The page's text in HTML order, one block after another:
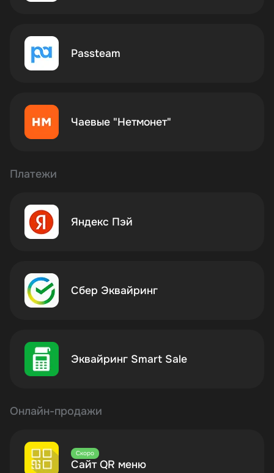
Passteam
Чаевые "Нетмонет"
Платежи
Яндекс Пэй
Сбер Эквайринг
Эквайринг Smart Sale
Онлайн-продажи
Скоро
Сайт QR меню